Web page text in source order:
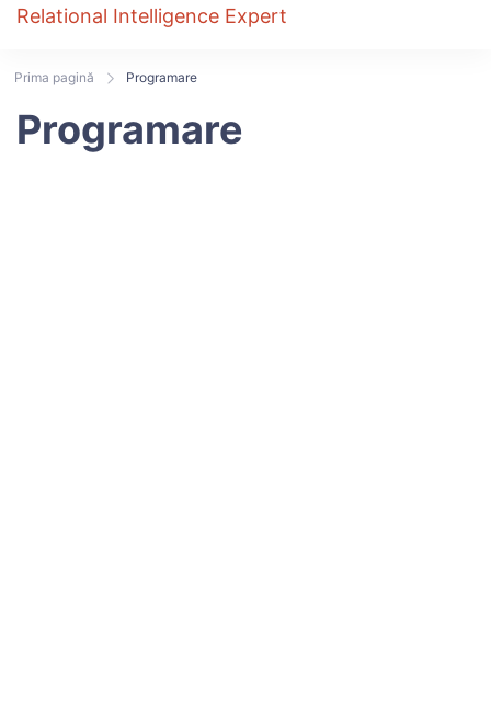
Relational Intelligence Expert
Prima pagină Programare
Programare